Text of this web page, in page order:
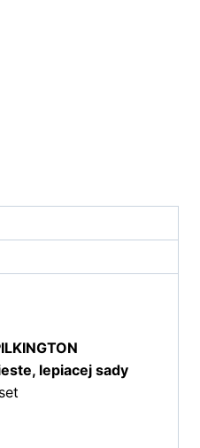
lepiacej sady